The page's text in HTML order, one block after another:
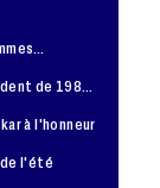
à l'honneur
l'été